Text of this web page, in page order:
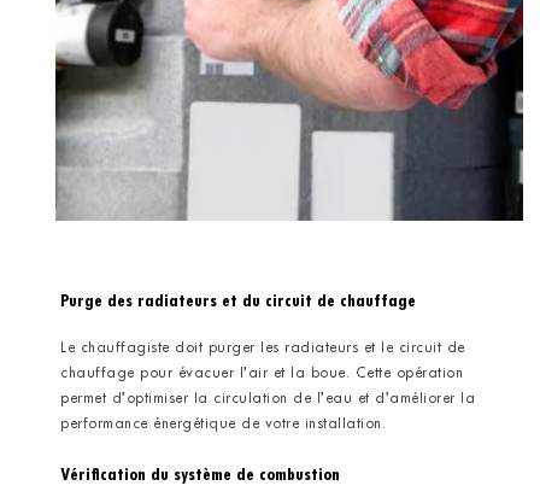
Purge des radiateurs et du circuit de chauffage
Le chauffagiste doit purger les radiateurs et le circuit de
chauffage pour évacuer l’air et la boue. Cette opération
permet d’optimiser la circulation de l’eau et d’améliorer la
performance énergétique de votre installation.
Vérification du système de combustion